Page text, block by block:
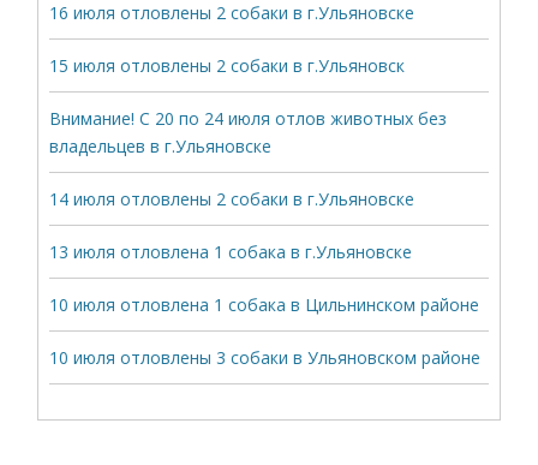
16 июля отловлены 2 собаки в г.Ульяновске
15 июля отловлены 2 собаки в г.Ульяновск
Внимание! С 20 по 24 июля отлов животных без
владельцев в г.Ульяновске
14 июля отловлены 2 собаки в г.Ульяновске
13 июля отловлена 1 собака в г.Ульяновске
10 июля отловлена 1 собака в Цильнинском районе
10 июля отловлены 3 собаки в Ульяновском районе